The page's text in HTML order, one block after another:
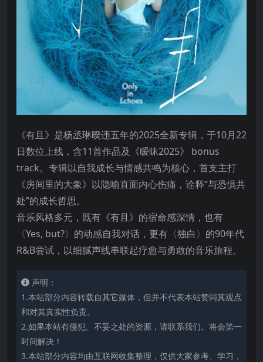
《有且》是杨丞琳暌违五年的2025全新专辑，于10月22
日数位上线，含11首作品及《暧昧2025》 bonus
track。专辑以自我成长与情感共鸣为核心，首支主打
《房间里的大象》以隐喻直面内心伤痛，诠释“与恐惧共
处”的成长哲思。
音乐风格多元，既有《有且》的宿命感深情，也有
〈Yes, but?〉的动感自我对话，更有〈独白〉的90年代
R&B尝试，以细腻声线串联起疗愈与勇敢的音乐旅程。
声明：
1.本站部分内容转载自其它媒体，但并不代表本站赞同其观点
和对其真实性负责。
2.如果本站有侵犯、不妥之处的资源，请联系我们。将会第一
时间解决！
3.本站部分内容均由互联网收集整理，仅供大家参考、学习，